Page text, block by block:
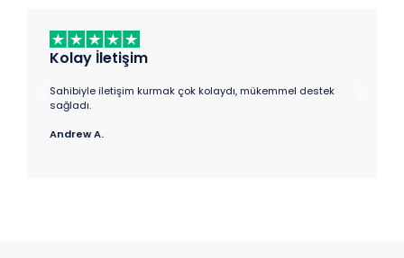
Mükemmel Bir Deneyim
Tekne mükemmeldi, deneyim unutulmazdı, herkese tavsiye
ederim.
Elif B.
Previous